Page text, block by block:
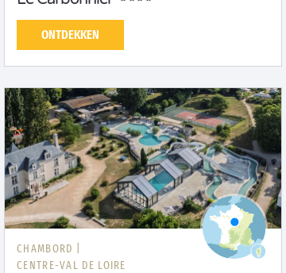
ONTDEKKEN
CHAMBORD |
CENTRE-VAL DE LOIRE